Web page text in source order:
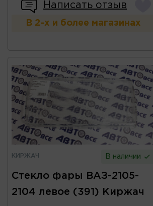
Написать отзыв
В 2-х и более магазинах
КИРЖАЧ В наличии
Стекло фары ВАЗ-2105-
2104 левое (391) Киржач